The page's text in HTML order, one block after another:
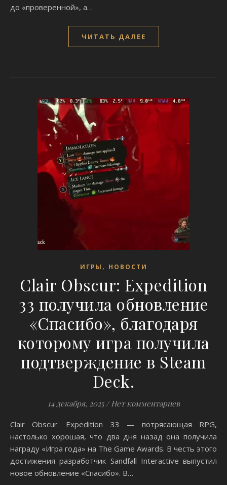
до «проверенной», а…
ЧИТАТЬ ДАЛЕЕ
ИГРЫ , НОВОСТИ
Clair Obscur: Expedition
33 получила обновление
«Спасибо», благодаря
которому игра получила
подтверждение в Steam
Deck.
14 декабря, 2025 / Нет комментариев
Clair Obscur: Expedition 33 — потрясающая RPG,
настолько хорошая, что два дня назад она получила
награду «Игра года» на The Game Awards. В честь этого
достижения разработчик Sandfall Interactive выпустил
новое обновление «Спасибо». В…